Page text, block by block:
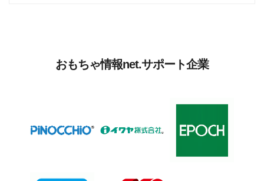
おもちゃ情報net.サポート企業